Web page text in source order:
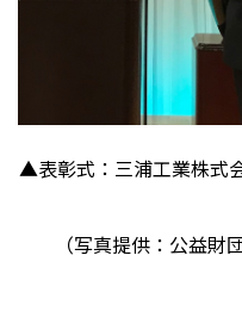
▲表彰式：三浦工業株
（写真提供：公益財